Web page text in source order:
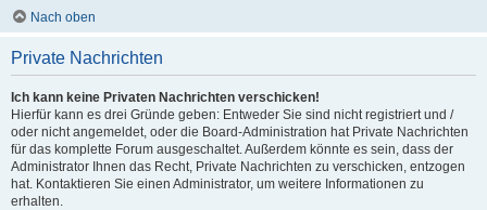
Nach oben
Private Nachrichten
Ich kann keine Privaten Nachrichten verschicken!
Hierfür kann es drei Gründe geben: Entweder Sie sind nicht registriert und /
oder nicht angemeldet, oder die Board-Administration hat Private Nachrichten
für das komplette Forum ausgeschaltet. Außerdem könnte es sein, dass der
Administrator Ihnen das Recht, Private Nachrichten zu verschicken, entzogen
hat. Kontaktieren Sie einen Administrator, um weitere Informationen zu
erhalten.